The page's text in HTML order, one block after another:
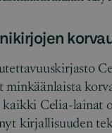
minkäänlaista
kaikki Celia-lainat
kirjallisuuden